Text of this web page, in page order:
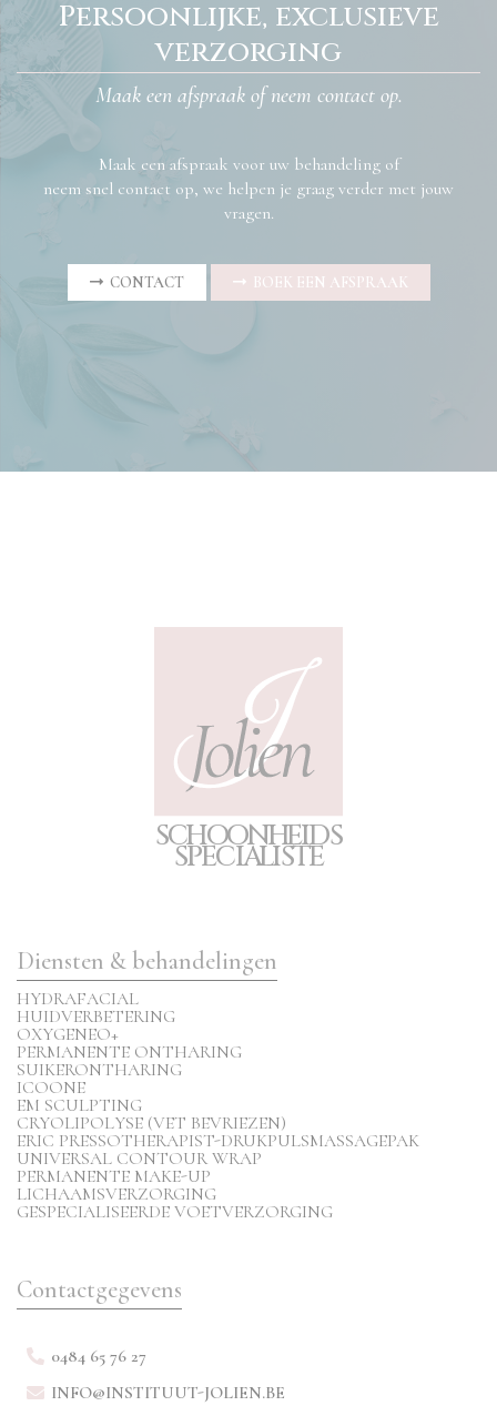
Persoonlijke, exclusieve
verzorging
Maak een afspraak of neem contact op.
Maak een afspraak voor uw behandeling of
neem snel contact op, we helpen je graag verder met jouw
vragen.
CONTACT BOEK EEN AFSPRAAK
SCHOONHEIDS
SPECIALISTE
Diensten & behandelingen
HYDRAFACIAL
HUIDVERBETERING
OXYGENEO+
PERMANENTE ONTHARING
SUIKERONTHARING
ICOONE
EM SCULPTING
CRYOLIPOLYSE (VET BEVRIEZEN)
ERIC PRESSOTHERAPIST-DRUKPULSMASSAGEPAK
UNIVERSAL CONTOUR WRAP
PERMANENTE MAKE-UP
LICHAAMSVERZORGING
GESPECIALISEERDE VOETVERZORGING
Contactgegevens
0484 65 76 27
INFO@INSTITUUT-JOLIEN.BE